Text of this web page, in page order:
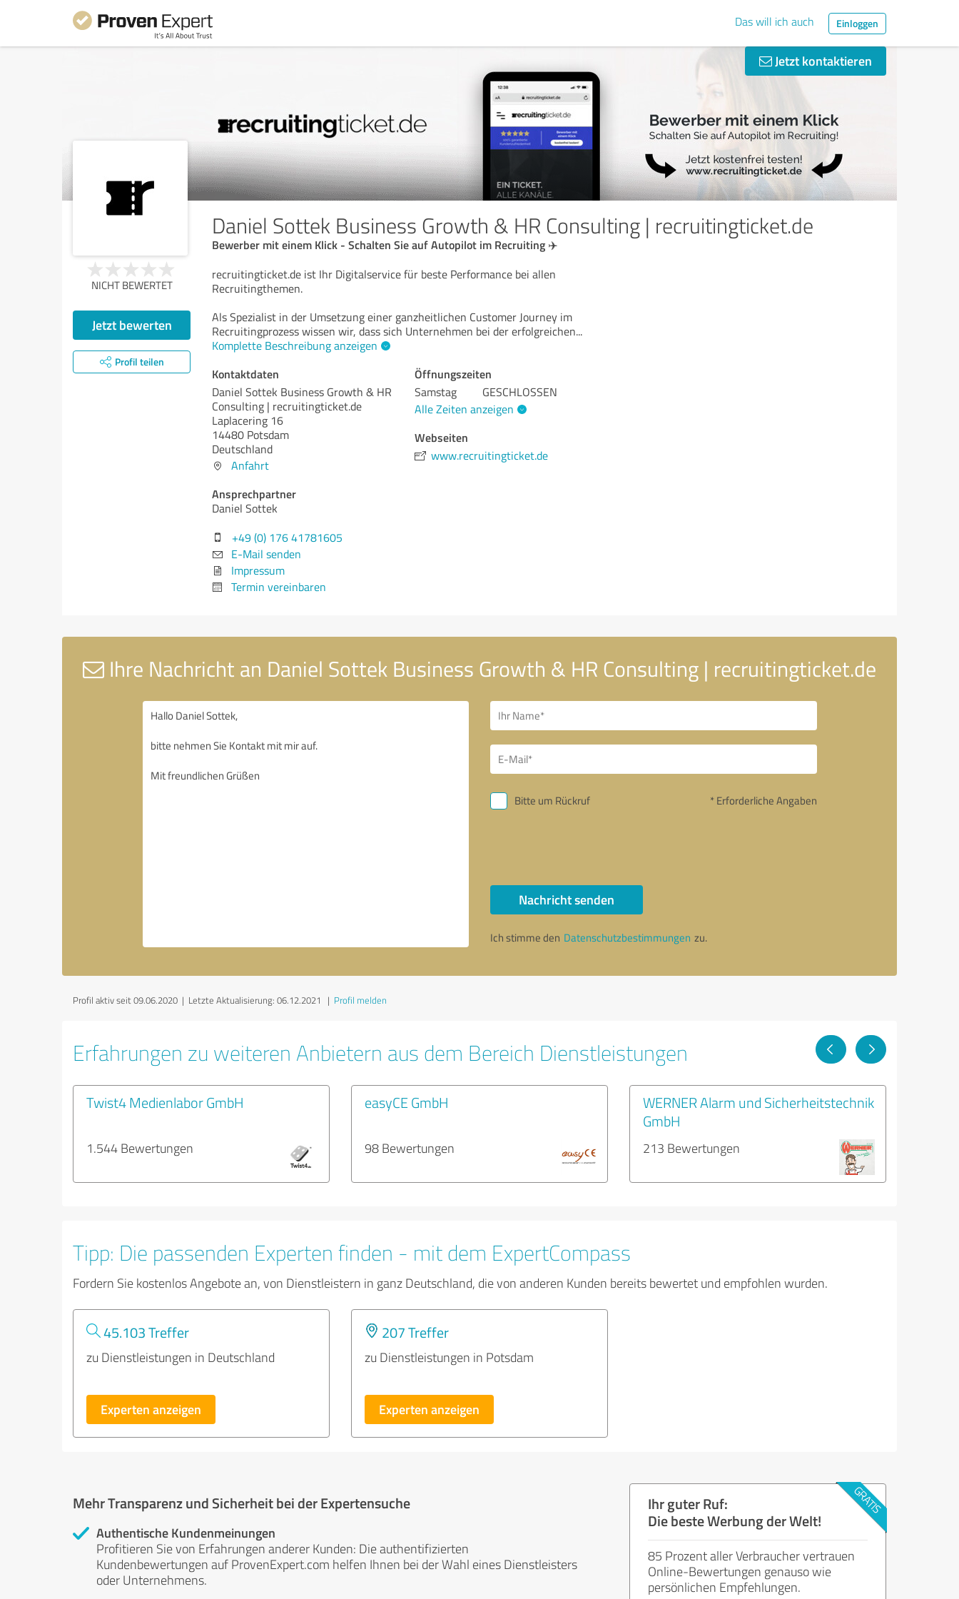
Das will ich auch Einloggen
Jetzt kontaktieren
Daniel Sottek Business Growth & HR Consulting | recruitingticket.de
Bewerber mit einem Klick - Schalten Sie auf Autopilot im Recruiting ✈️
NICHT BEWERTET
Jetzt bewerten
Profil teilen
recruitingticket.de ist Ihr Digitalservice für beste Performance bei allen
Recruitingthemen.
Als Spezialist in der Umsetzung einer ganzheitlichen Customer Journey im
Recruitingprozess wissen wir, dass sich Unternehmen bei der erfolgreichen...
Komplette Beschreibung anzeigen
Kontaktdaten
Daniel Sottek Business Growth & HR
Consulting | recruitingticket.de
Laplacering 16
14480 Potsdam
Deutschland
Anfahrt
Ansprechpartner
Daniel Sottek
+49 (0) 176 41781605
E-Mail senden
Impressum
Termin vereinbaren
Öffnungszeiten
Samstag
GESCHLOSSEN
Alle Zeiten anzeigen
Webseiten
www.recruitingticket.de
Ihre Nachricht an Daniel Sottek Business Growth & HR Consulting | recruitingticket.de
Bitte um Rückruf * Erforderliche Angaben
Nachricht senden
Ich stimme den Datenschutzbestimmungen zu.
Profil aktiv seit 09.06.2020 | Letzte Aktualisierung: 06.12.2021 | Profil melden
Erfahrungen zu weiteren Anbietern aus dem Bereich Dienstleistungen
Twist4 Medienlabor GmbH
1.544 Bewertungen
easyCE GmbH
98 Bewertungen
WERNER Alarm und Sicherheitstechnik
GmbH
213 Bewertungen
Tipp: Die passenden Experten finden - mit dem ExpertCompass
Fordern Sie kostenlos Angebote an, von Dienstleistern in ganz Deutschland, die von anderen Kunden bereits bewertet und empfohlen wurden.
45.103 Treffer
zu Dienstleistungen in Deutschland
Experten anzeigen
207 Treffer
zu Dienstleistungen in Potsdam
Experten anzeigen
Mehr Transparenz und Sicherheit bei der Expertensuche
Authentische Kundenmeinungen
Profitieren Sie von Erfahrungen anderer Kunden: Die authentifizierten
Kundenbewertungen auf ProvenExpert.com helfen Ihnen bei der Wahl eines Dienstleisters
oder Unternehmens.
Ihr guter Ruf:
Die beste Werbung der Welt!
85 Prozent aller Verbraucher vertrauen
Online-Bewertungen genauso wie
persönlichen Empfehlungen.